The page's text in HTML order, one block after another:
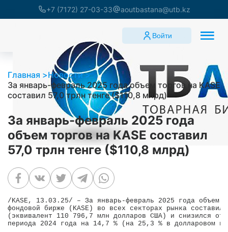
+7 (7172) 27-03-33 aoutbastana@utb.kz
Войти
Главная
Новости
За январь-февраль 2025 года объем торгов на KASE
составил 57,0 трлн тенге ($110,8 млрд)
За январь-февраль 2025 года
объем торгов на KASE составил
57,0 трлн тенге ($110,8 млрд)
/KASE, 13.03.25/ – За январь-февраль 2025 года объем
фондовой бирже (KASE) во всех секторах рынка
(эквивалент 110 796,7 млн долларов США) и снизился
периода 2024 года на 14,7 % (на 25,3 % в долларовом